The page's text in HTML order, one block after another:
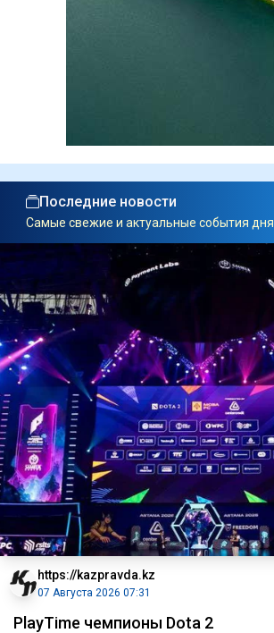
Последние новости
Самые свежие и актуальные события дня
https://kazpravda.kz
07 Августа 2026 07:31
PlayTime чемпионы Dota 2